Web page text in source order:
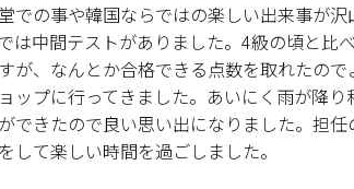
での事や韓国ならではの楽しい出来事が沢
は中間テストがありました。4級の頃と
が、なんとか合格できる点数を取れたの
ップに行ってきました。あいにく雨が降
できたので良い思い出になりました。担
して楽しい時間を過ごしました。